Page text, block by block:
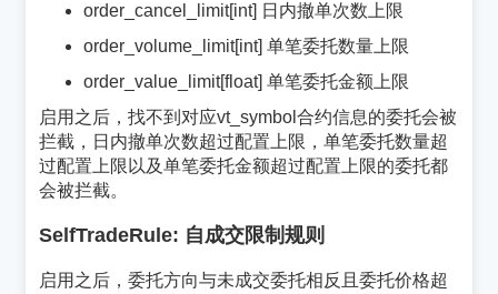
order_cancel_limit[int] 日内撤单次数上限
order_volume_limit[int] 单笔委托数量上限
order_value_limit[float] 单笔委托金额上限
启用之后，找不到对应vt_symbol合约信息的委托会被
拦截，日内撤单次数超过配置上限，单笔委托数量超
过配置上限以及单笔委托金额超过配置上限的委托都
会被拦截。
SelfTradeRule: 自成交限制规则
启用之后，委托方向与未成交委托相反且委托价格超